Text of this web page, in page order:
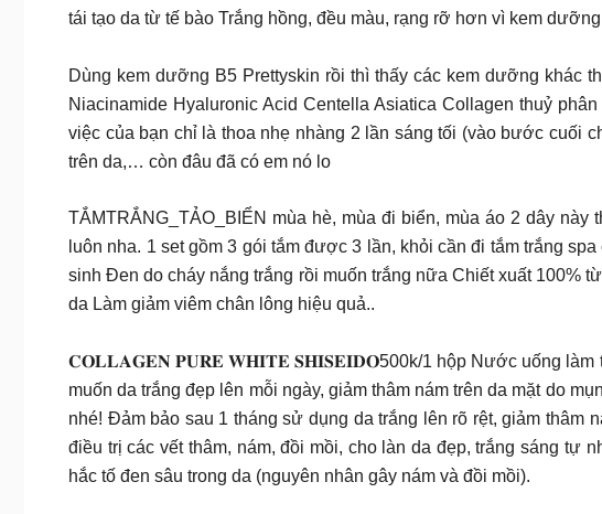
tái tạo da từ tế bào Trắng hồng, đều màu, rạng rỡ hơn vì kem
Dùng kem dưỡng B5 Prettyskin rồi thì thấy các kem dưỡng khác
Niacinamide Hyaluronic Acid Centella Asiatica Collagen thuỷ
việc của bạn chỉ là thoa nhẹ nhàng 2 lần sáng tối (vào bước cuối
trên da,… còn đâu đã có em nó lo
TẮMTRẮNG_TẢO_BIỂN mùa hè, mùa đi biển, mùa áo 2 dây
luôn nha. 1 set gồm 3 gói tắm được 3 lần, khỏi cần đi tắm trắng
sinh Đen do cháy nắng trắng rồi muốn trắng nữa Chiết xuất 100%
da Làm giảm viêm chân lông hiệu quả..
𝐂𝐎𝐋𝐋𝐀𝐆𝐄𝐍 𝐏𝐔𝐑𝐄 𝐖𝐇𝐈𝐓𝐄 𝐒𝐇𝐈𝐒𝐄𝐈𝐃𝐎500k/1 hộp Nước uống làm
muốn da trắng đẹp lên mỗi ngày, giảm thâm nám trên da mặt do
nhé! Đảm bảo sau 1 tháng sử dụng da trắng lên rõ rệt, giảm thâm
điều trị các vết thâm, nám, đồi mồi, cho làn da đẹp, trắng sáng tự
hắc tố đen sâu trong da (nguyên nhân gây nám và đồi mồi).